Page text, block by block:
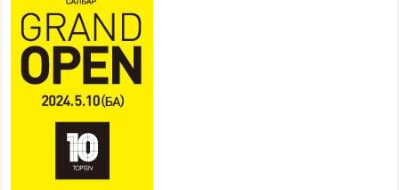
Үндэсний их сурын харваанд 850 харваач цэц
мэргэнээ сорьж байна
2026 оны 7 сар 15 / 11 цаг 03 минут
Төв цэнгэлдэхийн эргэн тойронд
2026 оны 7 сар 15 / 10 цаг 58 минут
Үндэсний их баяр наадмын шагайн харваа
насанд хүрэгчдийн багийн харваагаар
үргэлжилж байна
2026 оны 7 сар 15 / 10 цаг 52 минут